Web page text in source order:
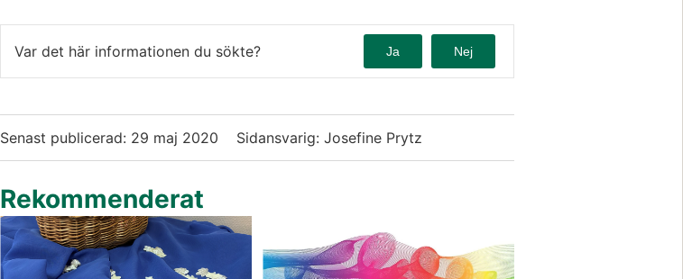
Var det här informationen du sökte? Ja Nej
Senast publicerad: 29 maj 2020 Sidansvarig: Josefine Prytz
Rekommenderat